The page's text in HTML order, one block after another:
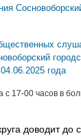
года
17-00 часов в
доводит